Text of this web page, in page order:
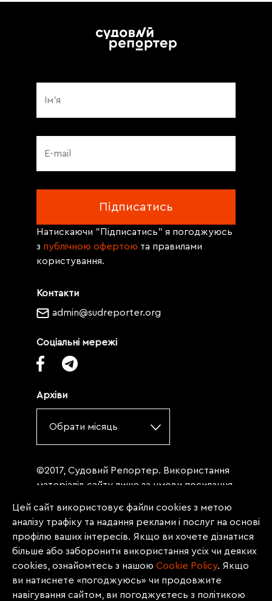
Контакти
admin@sudreporter.org
Соціальні мережі
Архіви
Обрати місяць
Натискаючи "Підписатись" я погоджуюсь
з публічною офертою та правилами
користування.
©2017, Судовий Репортер. Використання
матеріалів сайту лише за умови посилання
«Судовий репортер» не нижче третього
абзацу. Матеріали, щодо яких міститься
заборона на повну републікацію
(передрук, копіювання, відтворення або
інше використання), заборонено
передруковувати без згоди редакції.
Цей сайт використовує файли cookies з метою
аналізу трафіку та надання реклами і послуг на основі
профілю ваших інтересів. Якщо ви хочете дізнатися
більше або заборонити використання усіх чи деяких
cookies, ознайомтесь з нашою Сookie Policy. Якщо
ви натиснете «погоджуюсь» чи продовжите
навігування сайтом, ви погоджуєтесь з політикою